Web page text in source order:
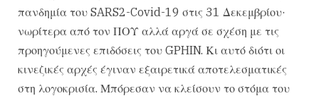
πανδημία του SARS2-Covid-19 στις 31 Δεκεμβρίου·
νωρίτερα από τον ΠΟΥ αλλά αργά σε σχέση με τις
προηγούμενες επιδόσεις του GPHIN. Κι αυτό διότι οι
κινεζικές αρχές έγιναν εξαιρετικά αποτελεσματικές
στη λογοκρισία. Μπόρεσαν να κλείσουν το στόμα του